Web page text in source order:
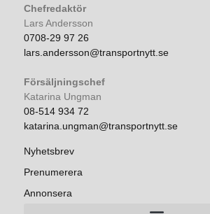
Chefredaktör
Lars Andersson
0708-29 97 26
lars.andersson@transportnytt.se
Försäljningschef
Katarina Ungman
08-514 934 72
katarina.ungman@transportnytt.se
Nyhetsbrev
Prenumerera
Annonsera